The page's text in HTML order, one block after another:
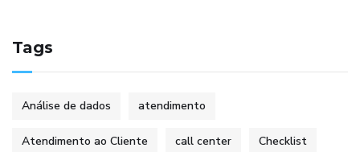
Tags
Análise de dados atendimento
Atendimento ao Cliente call center Checklist